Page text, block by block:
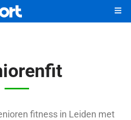
fitness in Leiden met